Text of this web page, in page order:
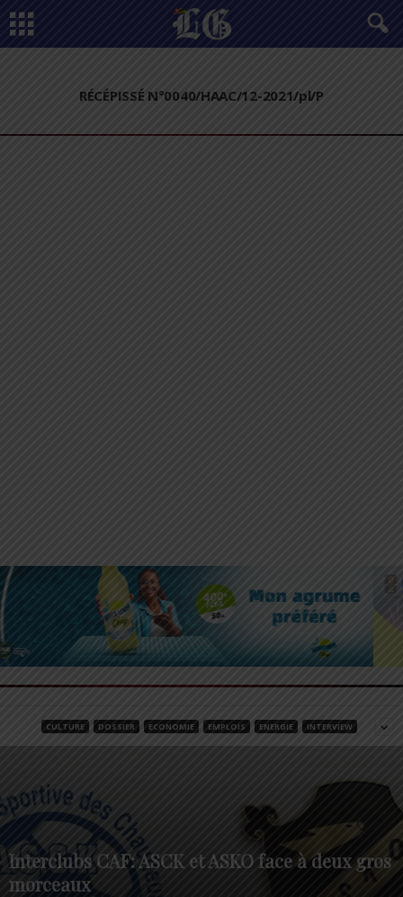
RÉCÉPISSÉ N°0040/HAAC/12-2021/pl/P
CULTURE DOSSIER ECONOMIE EMPLOIS ENERGIE INTERVIEW
Interclubs CAF: ASCK et ASKO face à deux gros
morceaux